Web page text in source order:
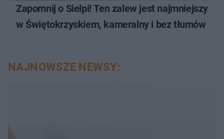
Zapomnij o Sielpi! Ten zalew jest najmniejszy
w Świętokrzyskiem, kameralny i bez tłumów
NAJNOWSZE NEWSY: